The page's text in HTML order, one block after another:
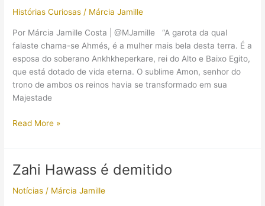
Histórias Curiosas / Márcia Jamille
Por Márcia Jamille Costa | @MJamille “A garota da qual
falaste chama-se Ahmés, é a mulher mais bela desta terra. É a
esposa do soberano Ankhkheperkare, rei do Alto e Baixo Egito,
que está dotado de vida eterna. O sublime Amon, senhor do
trono de ambos os reinos havia se transformado em sua
Majestade
Um
mulher
Hatshepsut
Read More »
Zahi Hawass é demitido
Notícias / Márcia Jamille